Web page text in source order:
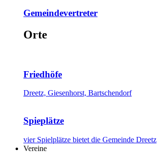
Gemeindevertreter
Orte
Friedhöfe
Dreetz, Giesenhorst, Bartschendorf
Spieplätze
vier Spielplätze bietet die Gemeinde Dreetz
Vereine